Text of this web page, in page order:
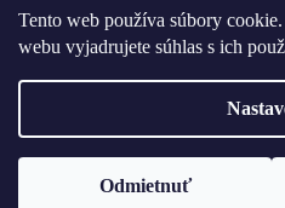
Tento web používa súbory
webu vyjadrujete súhlas s ich
Odmietnuť
Copyright 2026 .